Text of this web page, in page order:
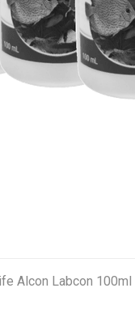
Alcon Labcon